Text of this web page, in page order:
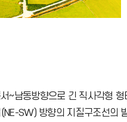
~남동방향으로 긴 직사각형
SW) 방향의 지질구조선의